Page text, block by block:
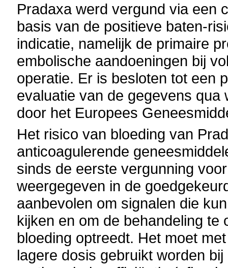
Pradaxa werd vergund via een
basis van de positieve baten-
indicatie, namelijk de primaire
embolische aandoeningen bij
operatie. Er is besloten tot een
evaluatie van de gegevens
door het Europees
Het risico van bloeding van
anticoagulerende
sinds de eerste vergunning
weergegeven in de
aanbevolen om signalen die
kijken en om de behandeling
bloeding optreedt. Het moet
lagere dosis gebruikt worden